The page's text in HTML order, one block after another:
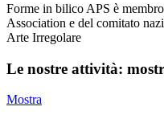
Forme in bilico APS è
Association e del comitato
Arte Irregolare
Le nostre attività:
Mostra